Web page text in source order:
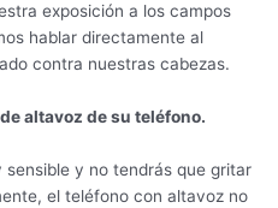
exposición a los campos
hablar directamente al
contra nuestras cabezas.
altavoz de su teléfono.
y no tendrás que gritar
el teléfono con altavoz no